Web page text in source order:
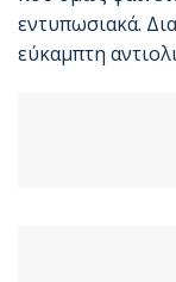
εντυπωσιακά.
εύκαμπτη